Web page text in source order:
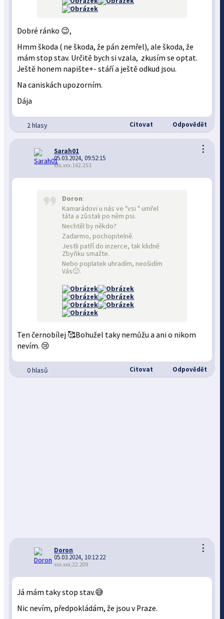
Dobré ránko 😉,
Hmm škoda ( ne škoda, že pán zemřel), ale škoda, že
mám stop stav. Určitě bych si vzala, zkusím se optat.
Ještě honem napište+- stáří a ještě odkud jsou.
Na caniskách upozorním.
Dája
2 hlasy Citovat Odpovědět
⋮
Sarah01
05.03.2024, 09:52:15
xxx.xxx.162.253
Doron:
Kamarádovi u nás ve "vsi " umřel
táta a zůstali po něm psi.
Nechtěl by někdo?
Zadarmo, pochopitelně.
Jestli patří do inzerce, tak klidně
Zbyňku smažte.
Nebo poplatek uhradím, neošidím
Vás🙂.
Ten černobílej 🥰Bohužel taky nemůžu a ani o nikom
nevím. 😢
0 hlasů Citovat Odpovědět
⋮
Doron
05.03.2024, 10:12:22
xxx.xxx.22.209
Já mám taky stop stav.😅
Nic nevím, předpokládám, že jsou v Praze.